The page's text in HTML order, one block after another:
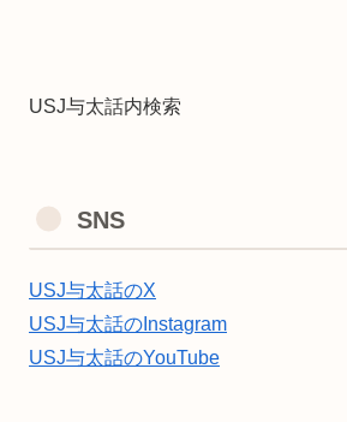
USJ与太話内検索
SNS
USJ与太話のX
USJ与太話のInstagram
USJ与太話のYouTube